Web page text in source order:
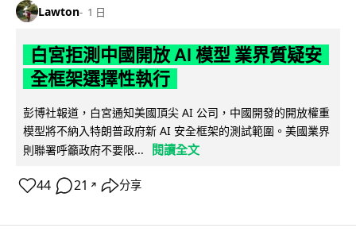
Lawton 1 日
白宮拒測中國開放 AI 模型 業界質疑安
全框架選擇性執行
彭博社報道，白宮通知美國頂尖 AI 公司，中國開發的開放權重
模型將不納入特朗普政府新 AI 安全框架的測試範圍。美國業界
則聯署呼籲政府不要限...
閱讀全文
44 21 ↗ 分享